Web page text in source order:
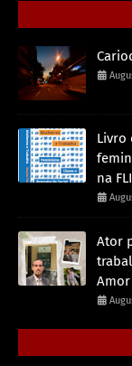
Livro
na
Ator
Amor